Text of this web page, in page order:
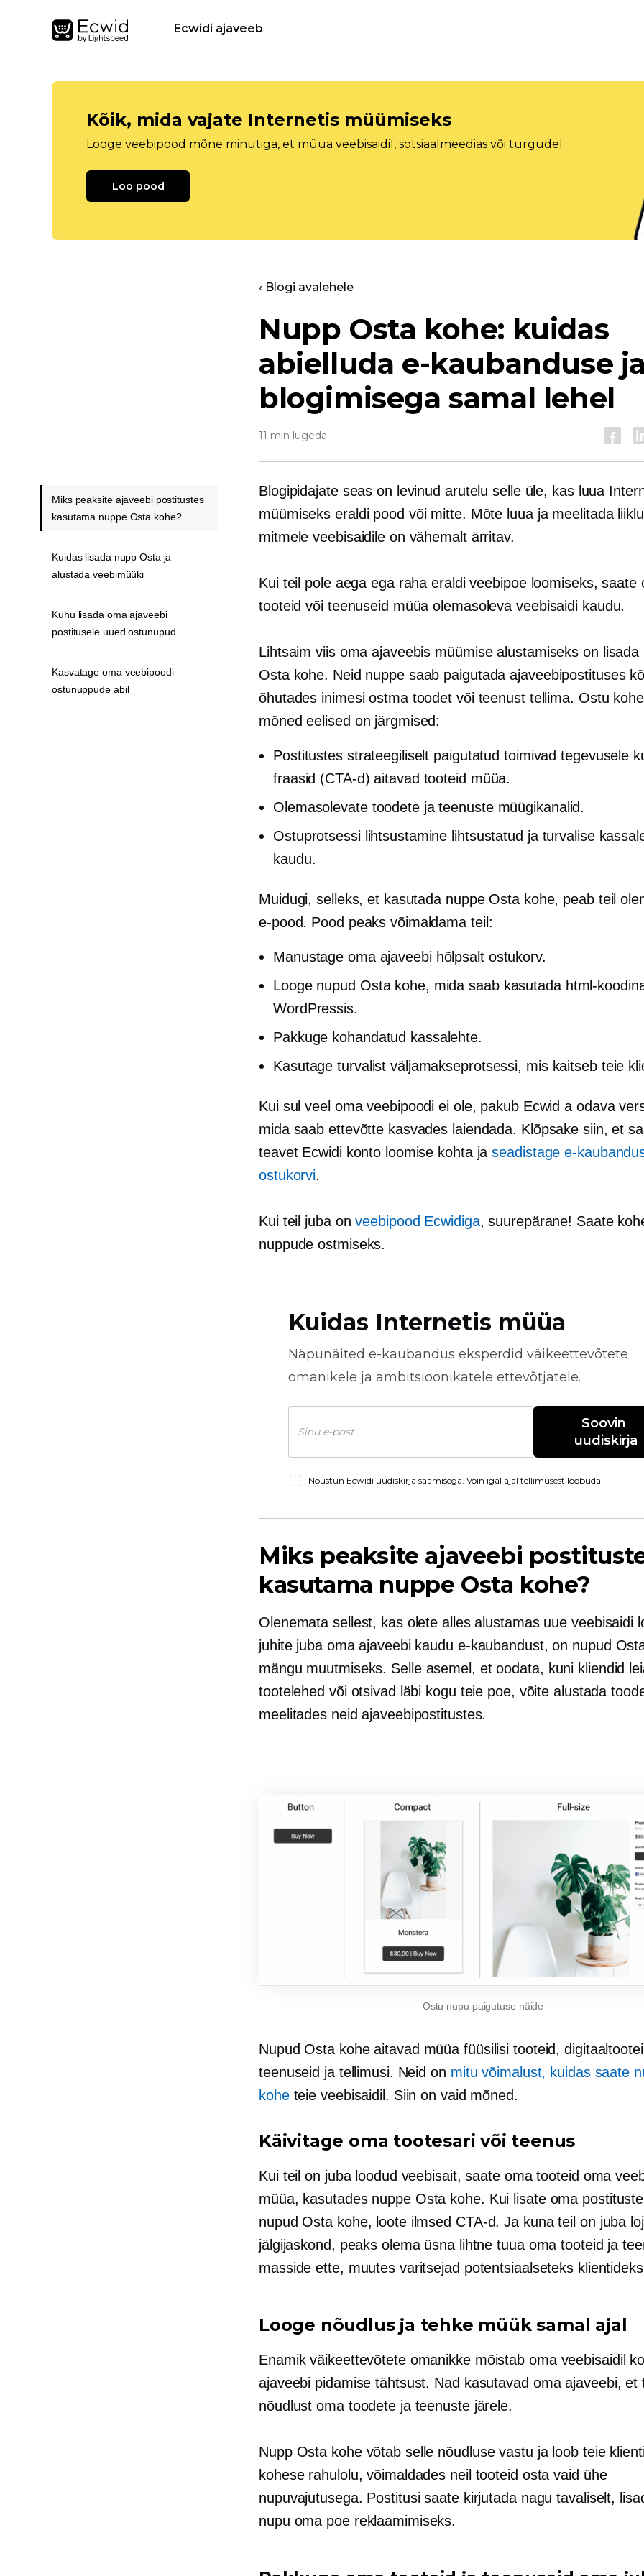
Ecwidi ajaveeb
Kõik, mida vajate Internetis müümiseks
Looge veebipood mõne minutiga, et müüa veebisaidil, sotsiaalmeedias või turgudel.
Loo pood
‹ Blogi avalehele
Nupp Osta kohe: kuidas
abielluda e-kaubanduse
blogimisega samal lehel
11 min lugeda
Blogipidajate seas on levinud arutelu selle üle, kas luua
müümiseks eraldi pood või mitte. Mõte luua ja meelitada
mitmele veebisaidile on vähemalt ärritav.
Kui teil pole aega ega raha eraldi veebipoe loomiseks, saate
tooteid või teenuseid müüa olemasoleva veebisaidi kaudu.
Lihtsaim viis oma ajaveebis müümise alustamiseks on lisada
Osta kohe. Neid nuppe saab paigutada ajaveebipostituses
õhutades inimesi ostma toodet või teenust tellima. Ostu
mõned eelised on järgmised:
Postitustes strateegiliselt paigutatud toimivad tegevusele
fraasid (CTA-d) aitavad tooteid müüa.
Olemasolevate toodete ja teenuste müügikanalid.
Ostuprotsessi lihtsustamine lihtsustatud ja turvalise
kaudu.
Muidugi, selleks, et kasutada nuppe Osta kohe, peab teil
e-pood. Pood peaks võimaldama teil:
Manustage oma ajaveebi hõlpsalt ostukorv.
Looge nupud Osta kohe, mida saab kasutada html-
WordPressis.
Pakkuge kohandatud kassalehte.
Kasutage turvalist väljamakseprotsessi, mis kaitseb teie
Kui sul veel oma veebipoodi ei ole, pakub Ecwid a odava
mida saab ettevõtte kasvades laiendada. Klõpsake siin, et
teavet Ecwidi konto loomise kohta jaseadistage e-
ostukorvi.
Kui teil juba onveebipood Ecwidiga, suurepärane! Saate
nuppude ostmiseks.
Kuidas Internetis müüa
Näpunäited e-kaubandus eksperdid väikeettevõtete
omanikele ja ambitsioonikatele ettevõtjatele.
Soovin
uudiskirja
Nõustun Ecwidi uudiskirja saamisega. Võin igal ajal tellimusest loobuda.
Miks peaksite ajaveebi
kasutama nuppe Osta kohe?
Olenemata sellest, kas olete alles alustamas uue veebisaidi
juhite juba oma ajaveebi kaudu e-kaubandust, on nupud
mängu muutmiseks. Selle asemel, et oodata, kuni kliendid
tootelehed või otsivad läbi kogu teie poe, võite alustada
meelitades neid ajaveebipostitustes.
Ostu nupu paigutuse näide
Nupud Osta kohe aitavad müüa füüsilisi tooteid,
teenuseid ja tellimusi. Neid on mitu võimalust, kuidas saate
koheteie veebisaidil. Siin on vaid mõned.
Käivitage oma tootesari või teenus
Kui teil on juba loodud veebisait, saate oma tooteid oma
müüa, kasutades nuppe Osta kohe. Kui lisate oma
nupud Osta kohe, loote ilmsed CTA-d. Ja kuna teil on juba
jälgijaskond, peaks olema üsna lihtne tuua oma tooteid ja
masside ette, muutes varitsejad potentsiaalseteks
Looge nõudlus ja tehke müük samal ajal
Enamik väikeettevõtete omanikke mõistab oma veebisaidil
ajaveebi pidamise tähtsust. Nad kasutavad oma ajaveebi, et
nõudlust oma toodete ja teenuste järele.
Nupp Osta kohe võtab selle nõudluse vastu ja loob teie
kohese rahulolu, võimaldades neil tooteid osta vaid ühe
nupuvajutusega. Postitusi saate kirjutada nagu tavaliselt,
nupu oma poe reklaamimiseks.
Miks peaksite ajaveebi postitustes
kasutama nuppe Osta kohe?
Kuidas lisada nupp Osta ja
alustada veebimüüki
Kuhu lisada oma ajaveebi
postitusele uued ostunupud
Kasvatage oma veebipoodi
ostunuppude abil